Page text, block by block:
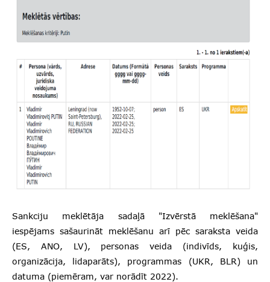
Sankciju meklētāja sadaļā "Izvērstā meklēšana"
iespējams sašaurināt meklēšanu arī pēc saraksta veida
(ES, ANO, LV), personas veida (indivīds, kuģis,
organizācija, lidaparāts), programmas (UKR, BLR) un
datuma (piemēram, var norādīt 2022).